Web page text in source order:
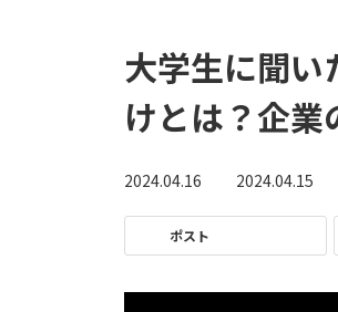
大学生に聞
けとは？企
2024.04.16 2024.04.15
ポスト